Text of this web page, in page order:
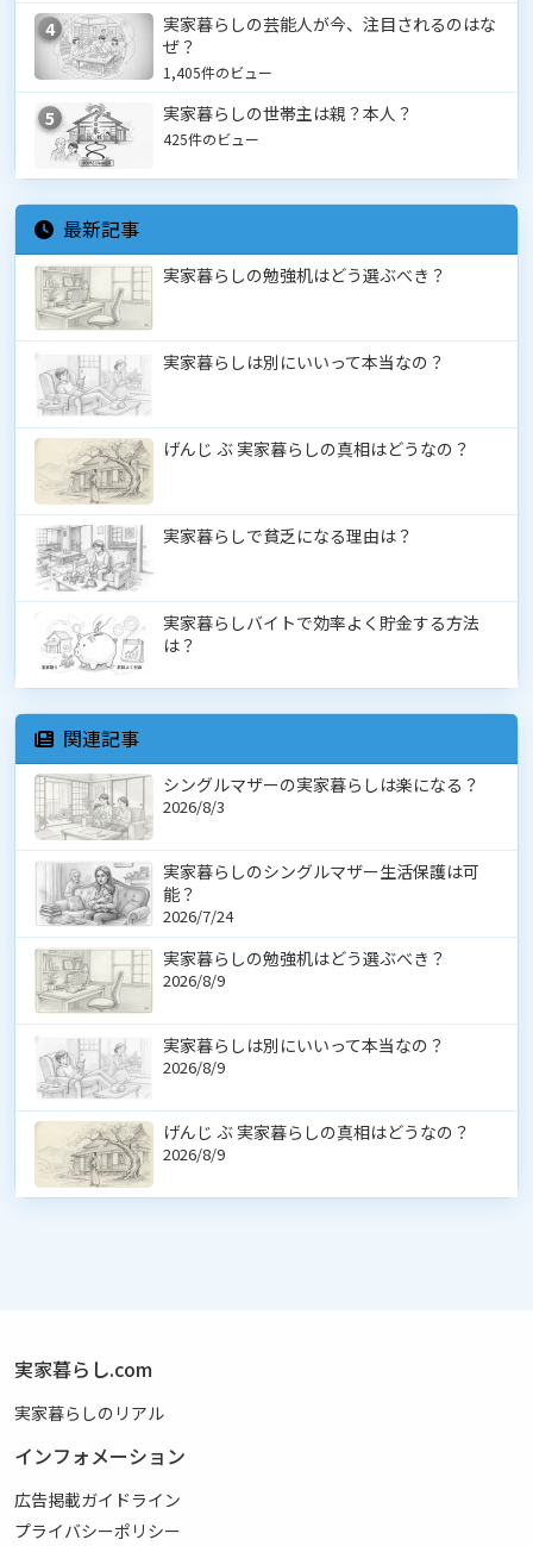
4
実家暮らしの芸能人が今、注目されるのはな
ぜ？
1,405件のビュー
5 実家暮らしの世帯主は親？本人？
425件のビュー
最新記事
実家暮らしの勉強机はどう選ぶべき？
実家暮らしは別にいいって本当なの？
げんじ ぶ 実家暮らしの真相はどうなの？
実家暮らしで貧乏になる理由は？
実家暮らしバイトで効率よく貯金する方法
は？
関連記事
シングルマザーの実家暮らしは楽になる？
2026/8/3
実家暮らしのシングルマザー生活保護は可
能？
2026/7/24
実家暮らしの勉強机はどう選ぶべき？
2026/8/9
実家暮らしは別にいいって本当なの？
2026/8/9
げんじ ぶ 実家暮らしの真相はどうなの？
2026/8/9
実家暮らし.com
実家暮らしのリアル
インフォメーション
広告掲載ガイドライン
プライバシーポリシー